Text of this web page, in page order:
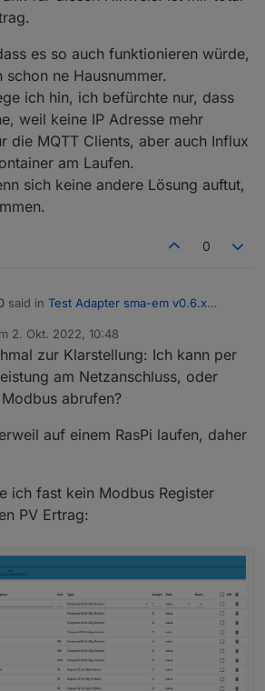
2022/09/30 17:04:39 will attempt
dort in Edit 2 beschrieben.
es so auch funktionieren würde,
ne Hausnummer.
ich hin, ich befürchte nur, dass
weil keine IP Adresse mehr
die MQTT Clients, aber auch Influx
am Laufen.
sich keine andere Lösung auftut,
0
said in Test Adapter sma-em v0.6.x
zumindest bei mir ja nichts von der
wissen, oder erfährt er das über
2. Okt. 2022, 10:48
von
zur Klarstellung: Ich kann per
am Netzanschluss, oder
abrufen?
auf einem RasPi laufen, daher
ich fast kein Modbus Register
PV Ertrag: